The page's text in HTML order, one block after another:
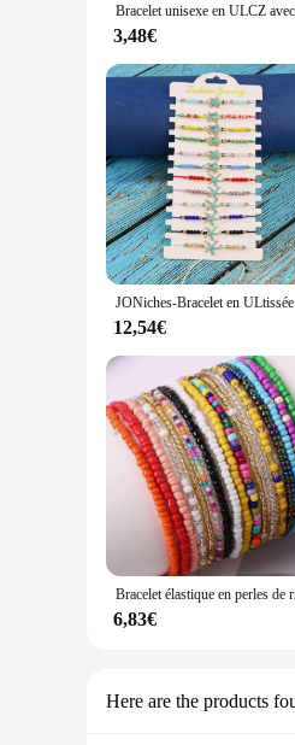
3,48€
12,54€
6,83€
Here are the products